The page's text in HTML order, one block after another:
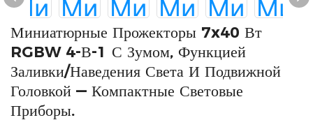
Миниатюрные Прожекторы 7x40 Вт
RGBW 4-В-1 С Зумом, Функцией
Заливки/наведения Света И Подвижной
Головкой — Компактные Световые
Приборы.